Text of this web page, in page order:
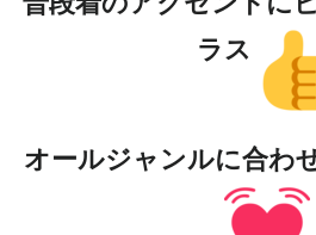
ラス
オールジャンルに合わ